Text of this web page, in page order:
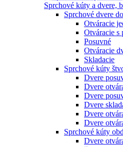
Sprchové kúty a dvere,
Sprchové dvere
Otváracie
Otváracie s
Posuvné
Otváracie
Skladacie
Sprchové kúty
Dvere
Dvere
Dvere
Dvere
Dvere
Dvere
Sprchové kúty
Dvere